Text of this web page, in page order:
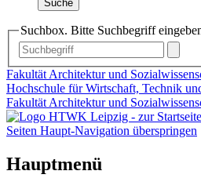
Suche
Suchbox. Bitte Suchbegriff
Fakultät Architektur und
Hochschule für Wirtschaft, Technik
Fakultät Architektur und
Seiten Haupt-Navigation überspringen
Hauptmenü